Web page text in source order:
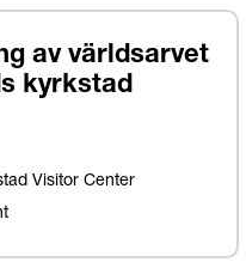
av världsarvet
kyrkstad
Visitor Center